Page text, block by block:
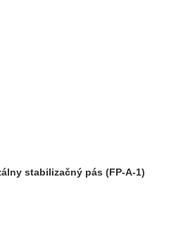
stabilizačný pás (FP-A-1)